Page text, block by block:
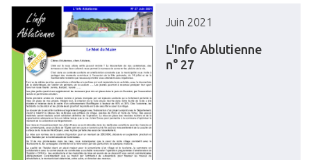
Juin 2021
L'Info Ablutienne
n° 27